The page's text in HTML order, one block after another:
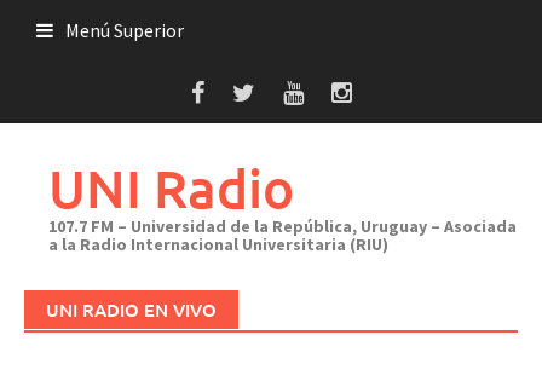
Menú Superior
UNI Radio
107.7 FM – Universidad de la República, Uruguay – Asociada
a la Radio Internacional Universitaria (RIU)
UNI RADIO EN VIVO